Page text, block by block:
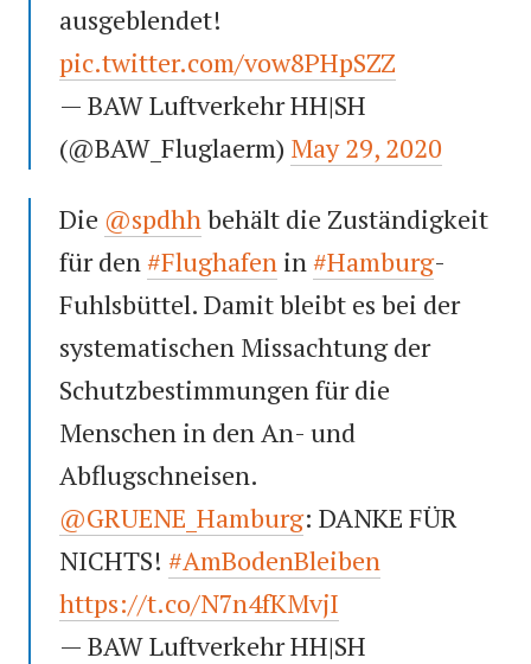
ausgeblendet!
pic.twitter.com/vow8PHpSZZ
— BAW Luftverkehr HH|SH
(@BAW_Fluglaerm) May 29, 2020
Die @spdhh behält die Zuständigkeit
für den #Flughafen in #Hamburg-
Fuhlsbüttel. Damit bleibt es bei der
systematischen Missachtung der
Schutzbestimmungen für die
Menschen in den An- und
Abflugschneisen.
@GRUENE_Hamburg: DANKE FÜR
NICHTS! #AmBodenBleiben
https://t.co/N7n4fKMvjI
— BAW Luftverkehr HH|SH